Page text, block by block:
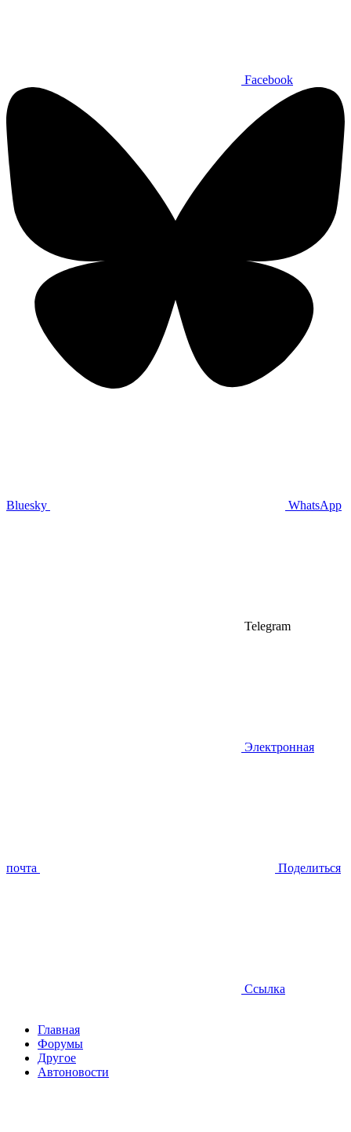
Facebook
Bluesky WhatsApp
Telegram
Электронная
почта Поделиться
Ссылка
Главная
Форумы
Другое
Автоновости